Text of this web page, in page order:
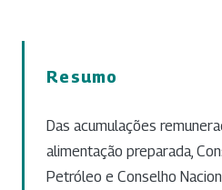
Resumo
Das acumulações
alimentação preparada,
Petróleo e Conselho